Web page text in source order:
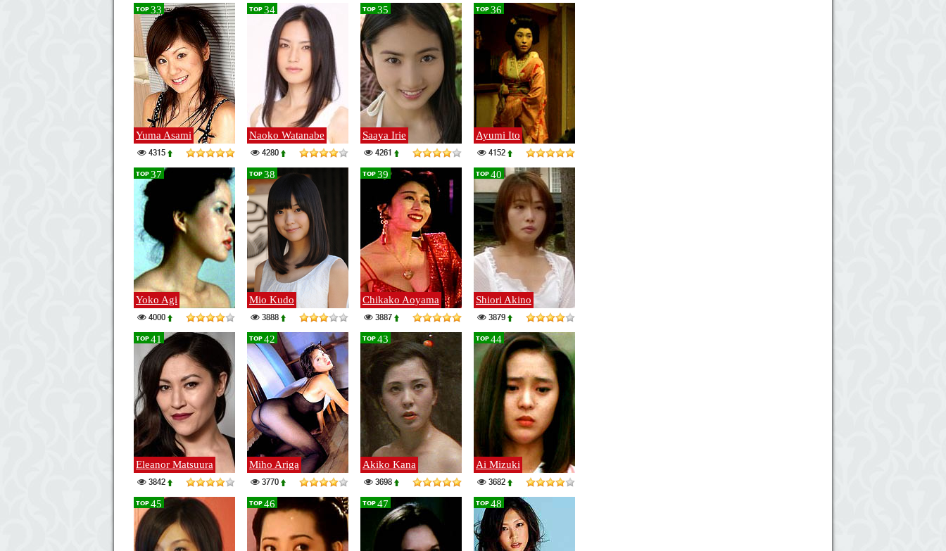
TOP 33
Yuma Asami
4315
TOP 34
Naoko Watanabe
4280
TOP 35
Saaya Irie
4261
TOP 36
Ayumi Ito
4152
TOP 37
Yoko Agi
4000
TOP 38
Mio Kudo
3888
TOP 39
Chikako Aoyama
3887
TOP 40
Shiori Akino
3879
TOP 41
Eleanor Matsuura
3842
TOP 42
Miho Ariga
3770
TOP 43
Akiko Kana
3698
TOP 44
Ai Mizuki
3682
TOP 45 TOP 46 TOP 47 TOP 48